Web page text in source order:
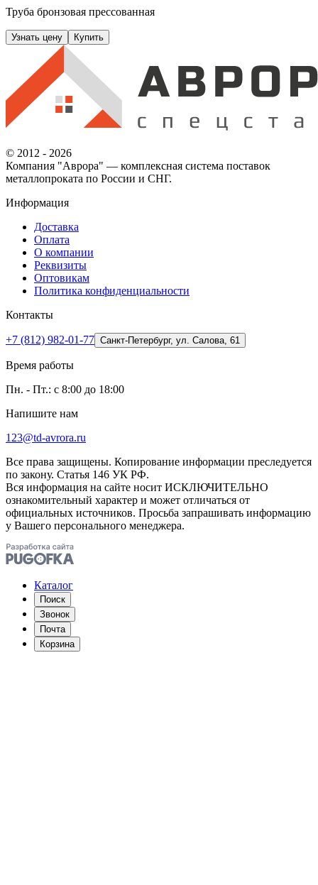
Труба бронзовая прессованная
Узнать цену Купить
© 2012 - 2026
Компания "Аврора" — комплексная система поставок
металлопроката по России и СНГ.
Информация
Доставка
Оплата
О компании
Реквизиты
Оптовикам
Политика конфиденциальности
Контакты
+7 (812) 982-01-77 Санкт-Петербург, ул. Салова, 61
Время работы
Пн. - Пт.: с 8:00 до 18:00
Напишите нам
123@td-avrora.ru
Все права защищены. Копирование информации преследуется
по закону. Статья 146 УК РФ.
Вся информация на сайте носит ИСКЛЮЧИТЕЛЬНО
ознакомительный характер и может отличаться от
официальных источников. Просьба запрашивать информацию
у Вашего персонального менеджера.
Каталог
Поиск
Звонок
Почта
Корзина